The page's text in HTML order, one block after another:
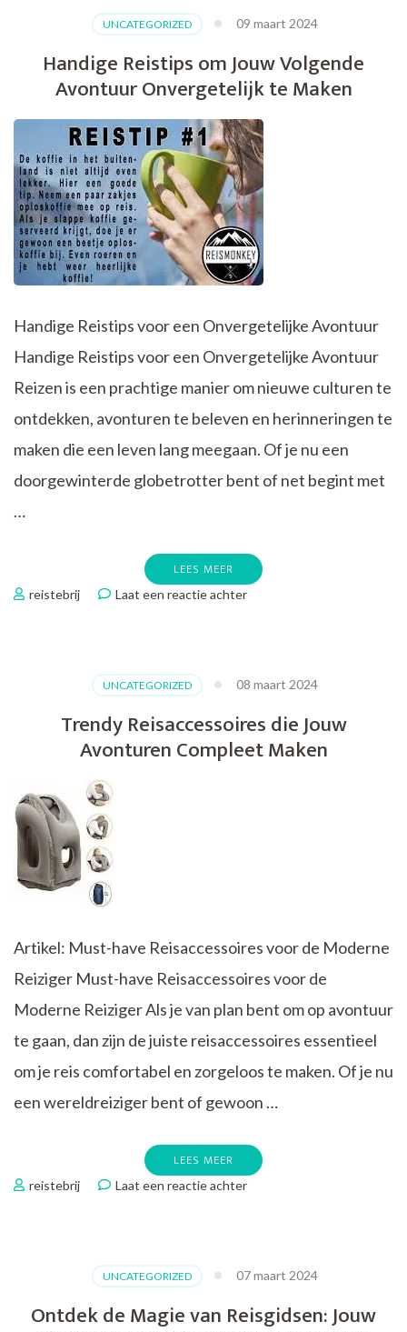
Duurzaam
Reizen
met
Respect
voor
Mens
en
Milieu
UNCATEGORIZED 09 maart 2024
Handige Reistips om Jouw Volgende
Avontuur Onvergetelijk te Maken
Handige Reistips voor een Onvergetelijke Avontuur
Handige Reistips voor een Onvergetelijke Avontuur
Reizen is een prachtige manier om nieuwe culturen te
ontdekken, avonturen te beleven en herinneringen te
maken die een leven lang meegaan. Of je nu een
doorgewinterde globetrotter bent of net begint met
…
LEES MEER
reistebrij Laat een reactie achterop
Volgende
Onvergetelijk
te
UNCATEGORIZED 08 maart 2024
Trendy Reisaccessoires die Jouw
Avonturen Compleet Maken
Artikel: Must-have Reisaccessoires voor de Moderne
Reiziger Must-have Reisaccessoires voor de
Moderne Reiziger Als je van plan bent om op avontuur
te gaan, dan zijn de juiste reisaccessoires essentieel
om je reis comfortabel en zorgeloos te maken. Of je nu
een wereldreiziger bent of gewoon …
LEES MEER
reistebrij Laat een reactie achterop
Avonturen
Maken
UNCATEGORIZED 07 maart 2024
Ontdek de Magie van Reisgidsen: Jouw